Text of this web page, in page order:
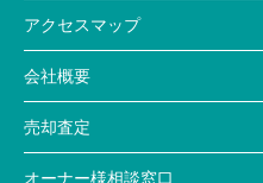
アクセスマップ
会社概要
売却査定
オーナー様相談窓口